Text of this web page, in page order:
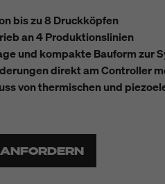
bis zu 8 Druckköpfen
an 4 Produktionslinien
und kompakte Bauform zur
direkt am Controller
von thermischen und